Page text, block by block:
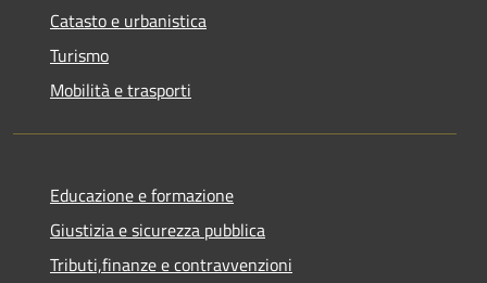
Catasto e urbanistica
Turismo
Mobilità e trasporti
Educazione e formazione
Giustizia e sicurezza pubblica
Tributi,finanze e contravvenzioni